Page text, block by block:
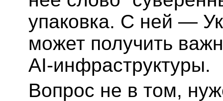
упаковка. С ней —
может получить
AI-инфраструктуры.
Вопрос не в том,